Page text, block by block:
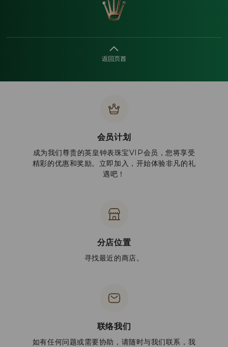
返回页首
会员计划
成为我们尊贵的英皇钟表珠宝VIP会员，您将享受
精彩的优惠和奖励。立即加入，开始体验非凡的礼
遇吧！
分店位置
寻找最近的商店。
联络我们
如有任何问题或需要协助，请随时与我们联系，我